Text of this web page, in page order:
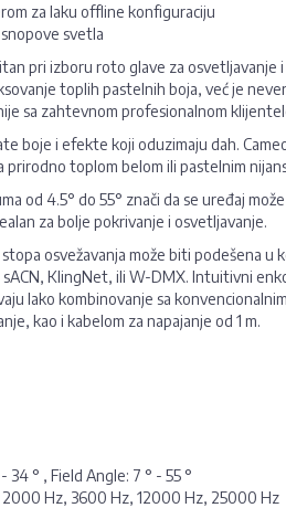
za laku offline konfiguraciju
svetla
pri izboru roto glave za
toplih pastelnih boja, već je
sa zahtevnom profesionalnom
boje i efekte koji oduzimaju dah.
toplom belom ili pastelnim
od 4.5° do 55° znači da se uređaj
za bolje pokrivanje i osvetljavanje.
osvežavanja može biti podešena
KlingNet, ili W-DMX. Intuitivni
lako kombinovanje sa
kao i kabelom za napajanje od 1 m.
° , Field Angle: 7 ° - 55 °
Hz, 3600 Hz, 12000 Hz, 25000 Hz